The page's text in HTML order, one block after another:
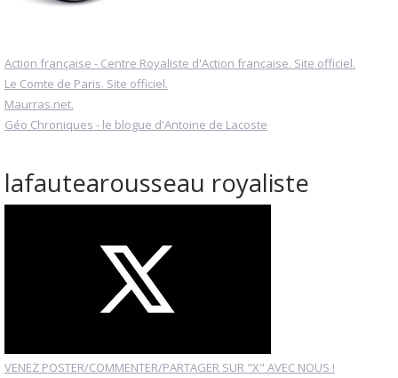
Action française - Centre Royaliste d'Action française. Site officiel.
Le Comte de Paris. Site officiel.
Maurras.net.
Géo Chroniques - le blogue d'Antoine de Lacoste
lafautearousseau royaliste
VENEZ POSTER/COMMENTER/PARTAGER SUR "X" AVEC NOUS !